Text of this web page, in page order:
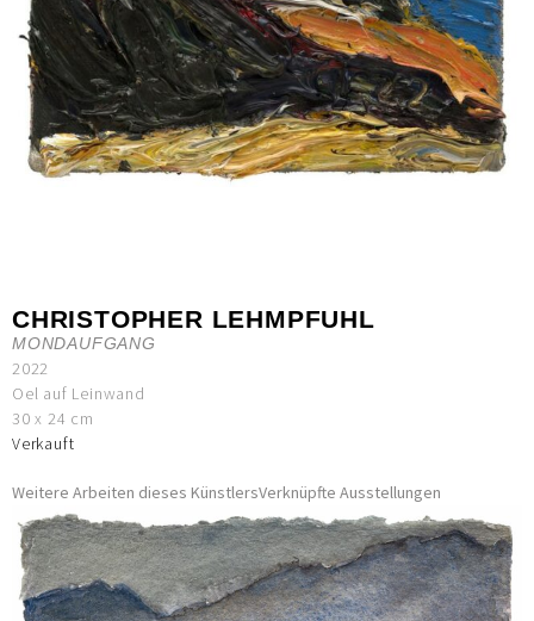
CHRISTOPHER LEHMPFUHL
MONDAUFGANG
2022
Oel auf Leinwand
30 x 24 cm
Verkauft
Weitere Arbeiten dieses KünstlersVerknüpfte Ausstellungen